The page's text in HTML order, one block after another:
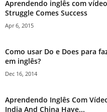
Aprendendo inglês com
Struggle Comes Success
Apr 6, 2015
Como usar Do e Does para
em inglês?
Dec 16, 2014
Aprendendo Inglês Com
India And China Have...